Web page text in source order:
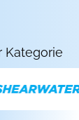
Kategorie